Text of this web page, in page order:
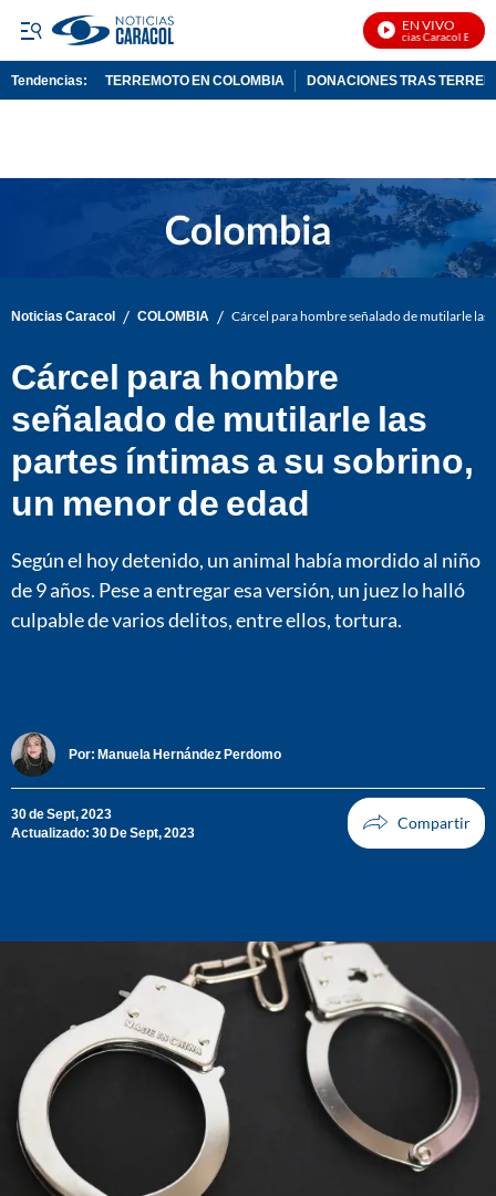
EN VIVO
Noticias Caracol En Vivo
Tendencias: TERREMOTO EN COLOMBIA DONACIONES TRAS
Noticias Caracol / COLOMBIA / Cárcel para hombre señalado de mutilarle
Cárcel para hombre
señalado de mutilarle las
partes íntimas a su sobrino,
un menor de edad
Según el hoy detenido, un animal había mordido al niño
de 9 años. Pese a entregar esa versión, un juez lo halló
culpable de varios delitos, entre ellos, tortura.
Por: Manuela Hernández Perdomo
30 de Sept, 2023
Actualizado: 30 De Sept, 2023